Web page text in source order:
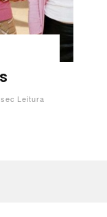
Leitura